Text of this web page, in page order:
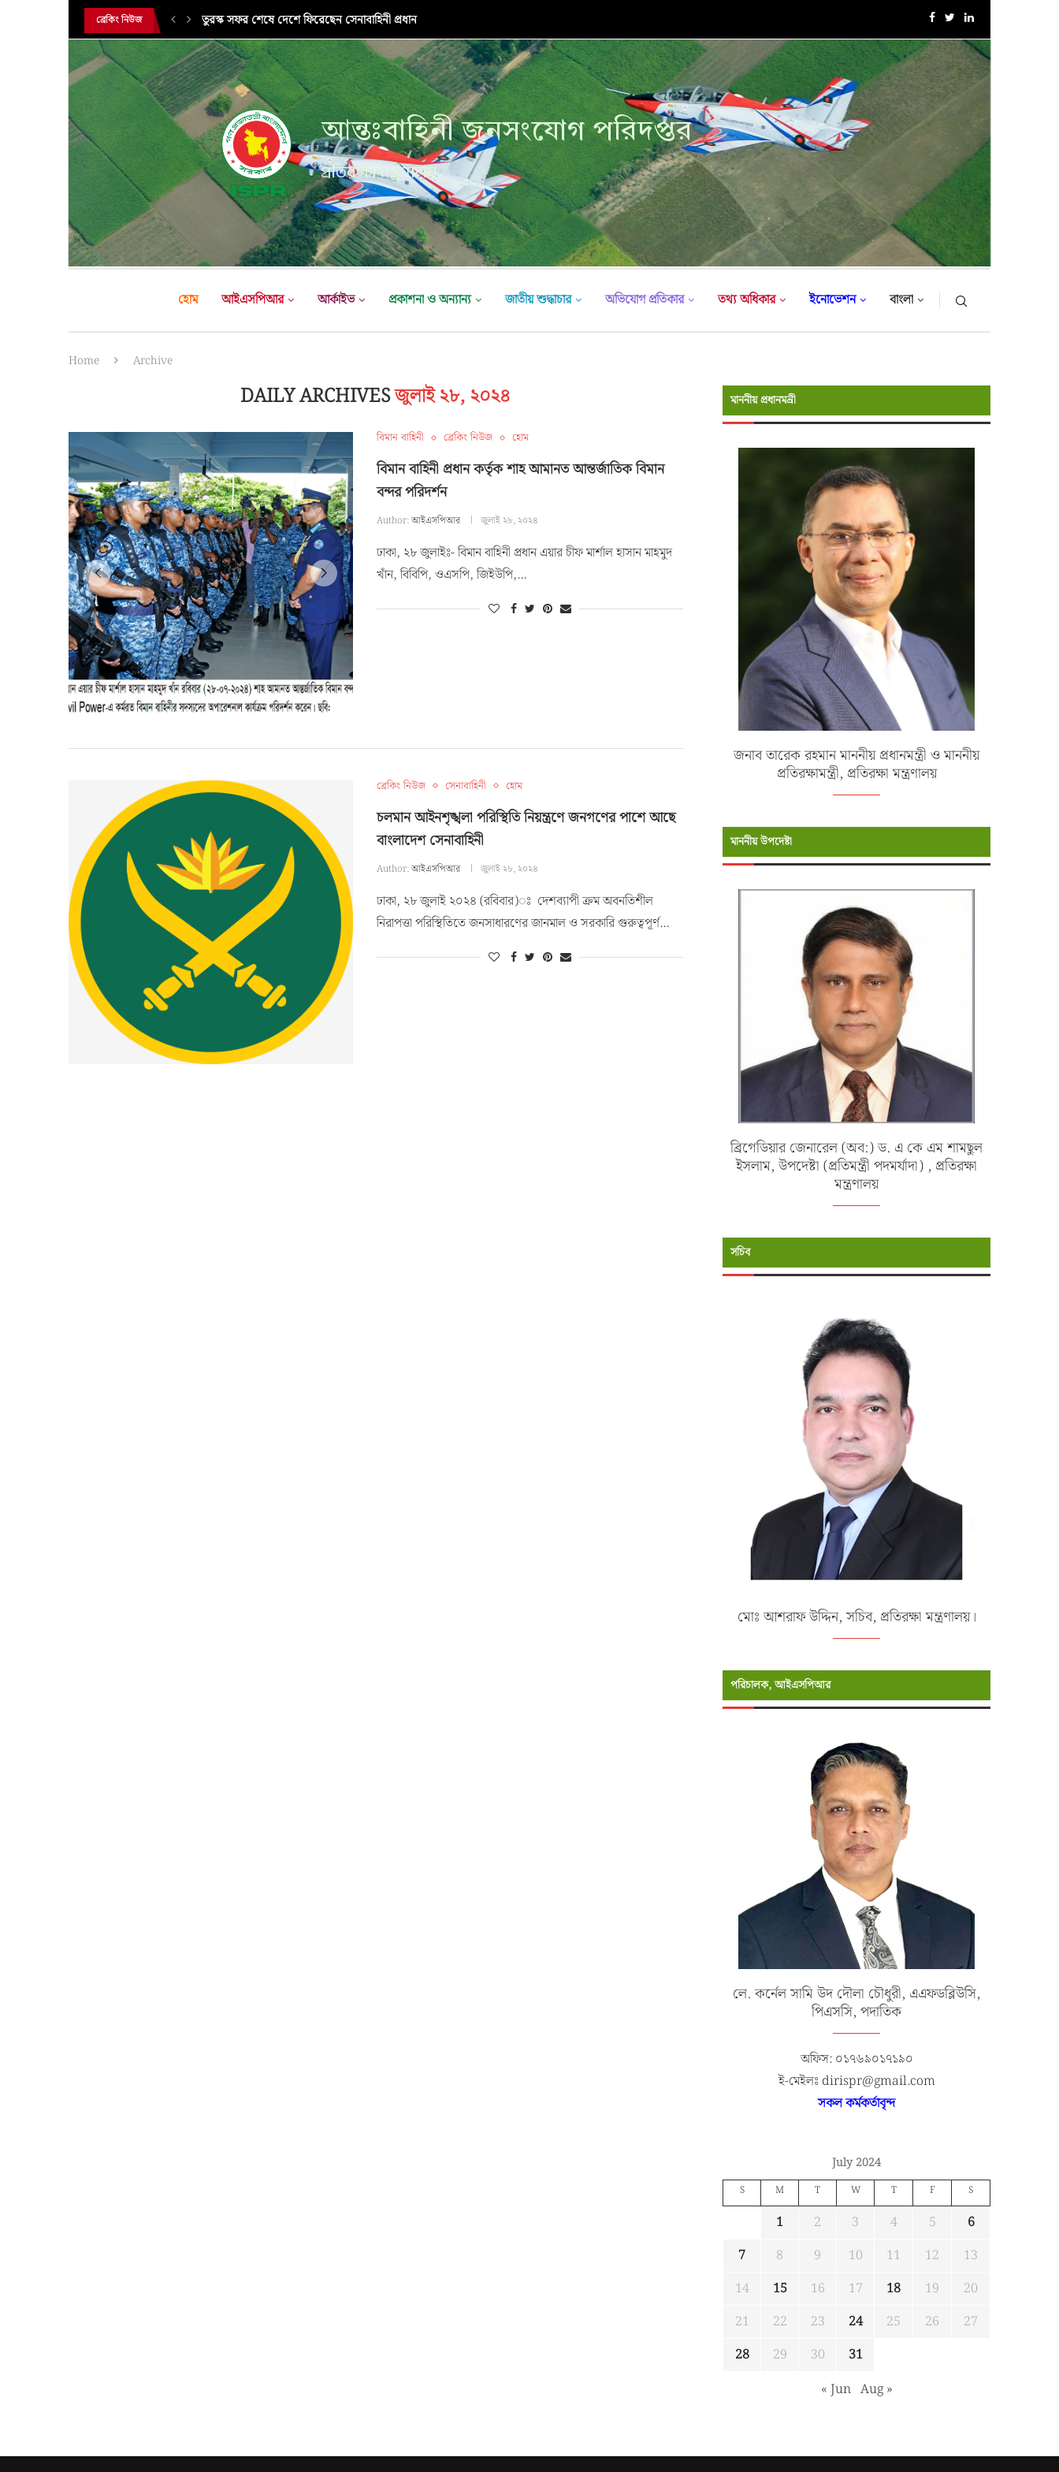
ব্রেকিং নিউজ তুরস্ক সফর শেষে দেশে ফিরেছেন সেনাবাহিনী প্রধান সরকারি সফরে তুরস্ক গমন করলেন সেনাবাহিনী প্রধান
আন্তঃবাহিনী জনসংযোগ পরিদপ্তর
প্রতিরক্ষা মন্ত্রণালয়
হোম আইএসপিআর আর্কাইভ প্রকাশনা ও অন্যান্য জাতীয় শুদ্ধাচার অভিযোগ প্রতিকার তথ্য অধিকার ইনোভেশন বাংলা
Home Archive
DAILY ARCHIVESজুলাই ২৮, ২০২৪
বিমান বাহিনী ব্রেকিং নিউজ হোম
বিমান বাহিনী প্রধান কর্তৃক শাহ আমানত আন্তর্জাতিক বিমান
বন্দর পরিদর্শন
Author:আইএসপিআর জুলাই ২৮, ২০২৪
ঢাকা, ২৮ জুলাইঃ- বিমান বাহিনী প্রধান এয়ার চীফ মার্শাল হাসান মাহমুদ
খাঁন, বিবিপি, ওএসপি, জিইউপি,…
ব্রেকিং নিউজ সেনাবাহিনী হোম
চলমান আইনশৃঙ্খলা পরিস্থিতি নিয়ন্ত্রণে জনগণের পাশে আছে
বাংলাদেশ সেনাবাহিনী
Author:আইএসপিআর জুলাই ২৮, ২০২৪
ঢাকা, ২৮ জুলাই ২০২৪ (রবিবার)ঃ দেশব্যাপী ক্রম অবনতিশীল
নিরাপত্তা পরিস্থিতিতে জনসাধারণের জানমাল ও সরকারি গুরুত্বপূর্ণ…
মাননীয় প্রধানমন্রী
জনাব তারেক রহমান মাননীয় প্রধানমন্ত্রী ও মাননীয়
প্রতিরক্ষামন্ত্রী, প্রতিরক্ষা মন্ত্রণালয়
মাননীয় উপদেষ্টা
ব্রিগেডিয়ার জেনারেল (অব:) ড. এ কে এম শামছুল
ইসলাম, উপদেষ্টা (প্রতিমন্ত্রী পদমর্যাদা) , প্রতিরক্ষা
মন্ত্রণালয়
সচিব
মোঃ আশরাফ উদ্দিন, সচিব, প্রতিরক্ষা মন্ত্রণালয়।
পরিচালক, আইএসপিআর
লে. কর্নেল সামি উদ দৌলা চৌধুরী, এএফডব্লিউসি,
পিএসসি, পদাতিক
অফিস: ০১৭৬৯০১৭১৯০
ই-মেইলঃ dirispr@gmail.com
সকল কর্মকর্তাবৃন্দ
July 2024
S M T W T F S
1 2 3 4 5
6
7
8 9 10 11 12
13
14
15 16 17 18 19
20
21
22 23 24 25 26
27
28
29 30
31
« Jun Aug »